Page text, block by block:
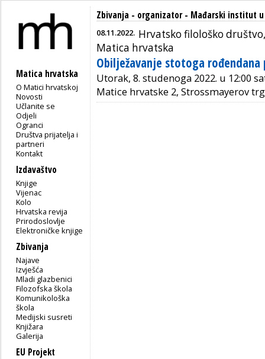
Matica hrvatska
O Matici hrvatskoj
Novosti
Učlanite se
Odjeli
Ogranci
Društva prijatelja i
partneri
Kontakt
Izdavaštvo
Knjige
Vijenac
Kolo
Hrvatska revija
Prirodoslovlje
Elektroničke knjige
Zbivanja
Najave
Izvješća
Mladi glazbenici
Filozofska škola
Komunikološka
škola
Medijski susreti
Knjižara
Galerija
EU Projekt
Zbivanja - organizator - Mađarski institut
08.11.2022. Hrvatsko filološko
Matica hrvatska
Obilježavanje stotoga rođendana
Utorak, 8. studenoga 2022. u 12:00
Matice hrvatske 2, Strossmayerov